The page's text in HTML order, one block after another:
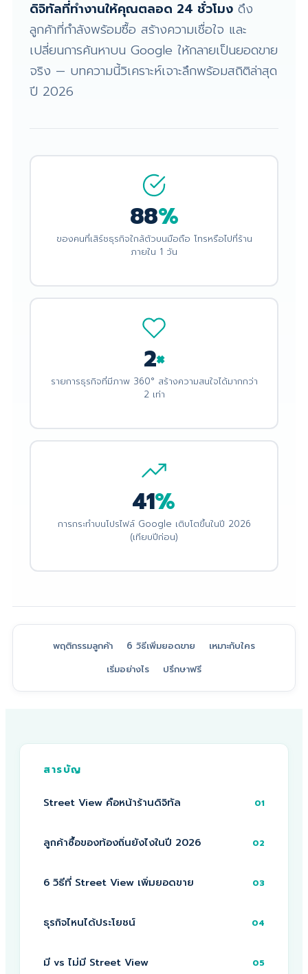
ดิจิทัลที่ทำงานให้คุณตลอด 24 ชั่วโมง ดึง
ลูกค้าที่กำลังพร้อมซื้อ สร้างความเชื่อใจ และ
เปลี่ยนการค้นหาบน Google ให้กลายเป็นยอดขาย
จริง — บทความนี้วิเคราะห์เจาะลึกพร้อมสถิติล่าสุด
ปี 2026
88%
ของคนที่เสิร์ชธุรกิจใกล้ตัวบนมือถือ โทรหรือไปที่ร้าน
ภายใน 1 วัน
2×
รายการธุรกิจที่มีภาพ 360° สร้างความสนใจได้มากกว่า
2 เท่า
41%
การกระทำบนโปรไฟล์ Google เติบโตขึ้นในปี 2026
(เทียบปีก่อน)
พฤติกรรมลูกค้า 6 วิธีเพิ่มยอดขาย
เหมาะกับใคร
เริ่มอย่างไร
ปรึกษาฟรี
สารบัญ
Street View คือหน้าร้านดิจิทัล 01
ลูกค้าซื้อของท้องถิ่นยังไงในปี 2026 02
6 วิธีที่ Street View เพิ่มยอดขาย 03
ธุรกิจไหนได้ประโยชน์ 04
มี vs ไม่มี Street View 05